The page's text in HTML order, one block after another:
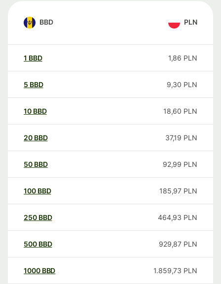
BBD PLN
1 BBD 1,86 PLN
5 BBD 9,30 PLN
10 BBD 18,60 PLN
20 BBD 37,19 PLN
50 BBD 92,99 PLN
100 BBD 185,97 PLN
250 BBD 464,93 PLN
500 BBD 929,87 PLN
1000 BBD 1.859,73 PLN